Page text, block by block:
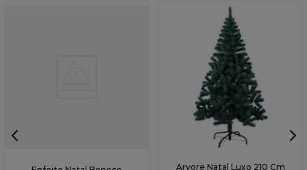
Arvore Natal Luxo 210 Cm